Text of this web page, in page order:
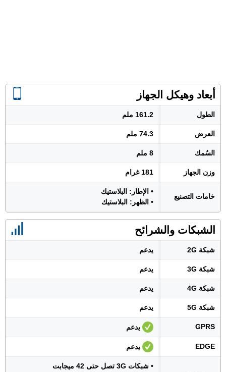
أبعاد وهيكل الجهاز
الطول 161.2 ملم
العرض 74.3 ملم
السُمك 8 ملم
وزن الجهاز 181 غرام
خامات التصنيع
• الإطار: البلاستيك
• الظهر: البلاستيك
الشبكات والشرائح
شبكة 2G يدعم
شبكة 3G يدعم
شبكة 4G يدعم
شبكة 5G يدعم
GPRS يدعم
EDGE يدعم
• شبكات 3G تصل حتى 42 ميجابت